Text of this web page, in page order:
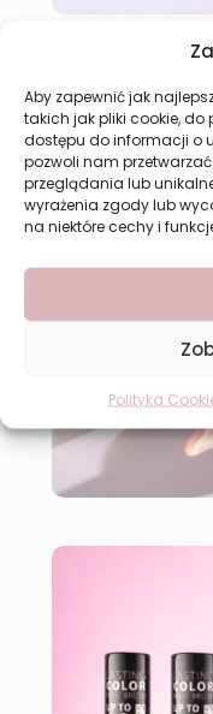
Aby zapewnić jak
takich jak pliki cookie,
dostępu do informacji o
pozwoli nam
przeglądania lub
wyrażenia zgody lub
na niektóre cechy i
Polityka